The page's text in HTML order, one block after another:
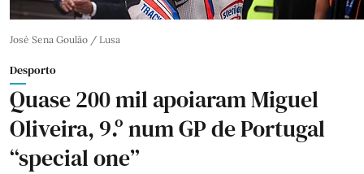
José Sena Goulão / Lusa
Desporto
Quase 200 mil apoiaram Miguel
Oliveira, 9.º num GP de Portugal
“special one”